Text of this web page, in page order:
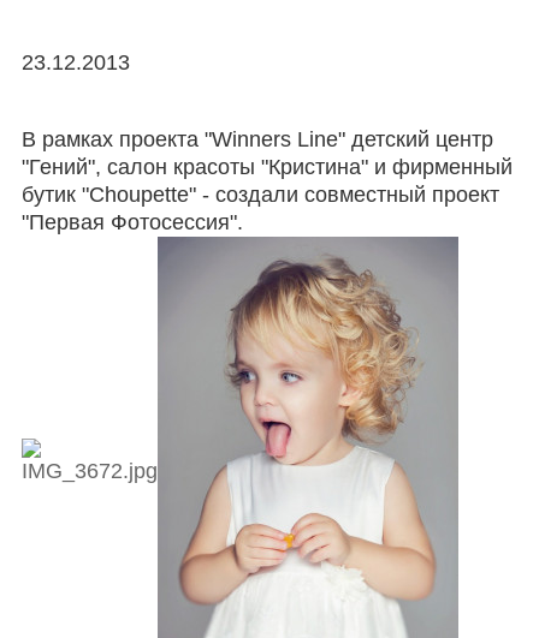
23.12.2013
В рамках проекта "Winners Line" детский центр
"Гений", салон красоты "Кристина" и фирменный
бутик "Choupette" - создали совместный проект
"Первая Фотосессия".